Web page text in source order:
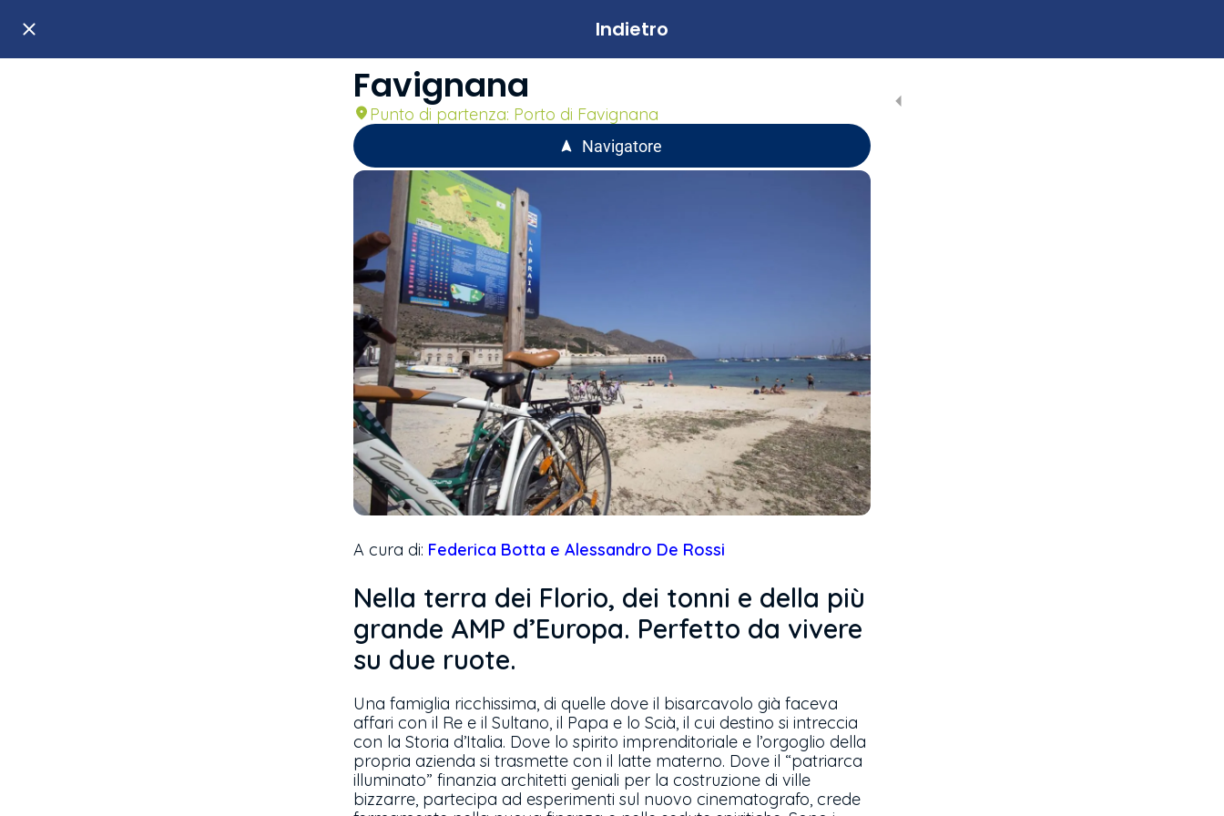
Indietro
Favignana
Punto di partenza: Porto di Favignana
Navigatore
A cura di: Federica Botta e Alessandro De Rossi
Nella terra dei Florio, dei tonni e della più
grande AMP d’Europa. Perfetto da vivere
su due ruote.
Una famiglia ricchissima, di quelle dove il bisarcavolo già faceva
affari con il Re e il Sultano, il Papa e lo Scià, il cui destino si intreccia
con la Storia d’Italia. Dove lo spirito imprenditoriale e l’orgoglio della
propria azienda si trasmette con il latte materno. Dove il “patriarca
illuminato” finanzia architetti geniali per la costruzione di ville
bizzarre, partecipa ad esperimenti sul nuovo cinematografo, crede